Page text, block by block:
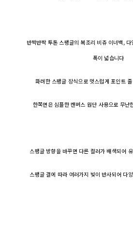
반짝반짝 투톤 스팽글의 복조리 비쥬 이너백,
폭이 넓습니다
화려한 스팽글 장식으로 멋스럽게 포인트
한쪽면은 심플한 캔버스 원단 사용으로 무난
스팽글 방향을 바꾸면 다른 컬러가 배색되어
스팽글 결에 따라 여러가지 빛이 반사되어 다